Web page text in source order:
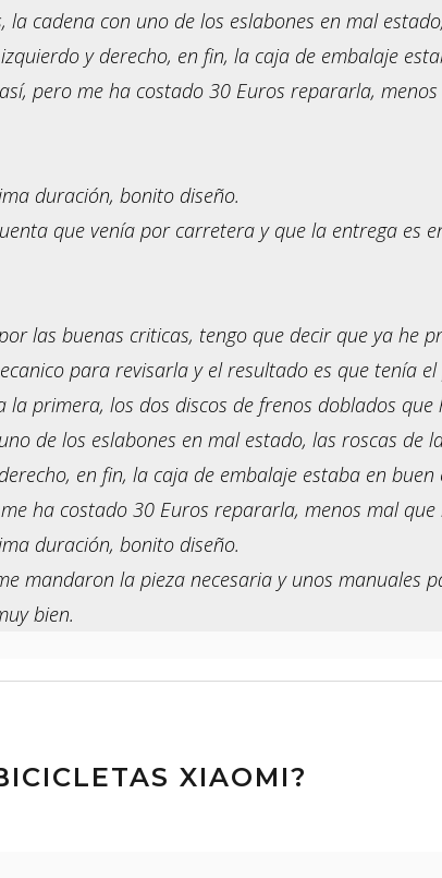
cadena con uno de los eslabones en mal
y derecho, en fin, la caja de embalaje
pero me ha costado 30 Euros repararla,
duración, bonito diseño.
que venía por carretera y que la entrega es
las buenas criticas, tengo que decir que ya he
para revisarla y el resultado es que tenía
primera, los dos discos de frenos doblados
de los eslabones en mal estado, las roscas de
en fin, la caja de embalaje estaba en
ha costado 30 Euros repararla, menos mal
duración, bonito diseño.
mandaron la pieza necesaria y unos manuales
bien.
XIAOMI?